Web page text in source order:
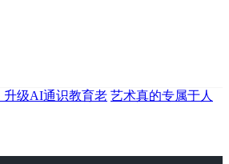
升级AI通识教育老 艺术真的专属于人